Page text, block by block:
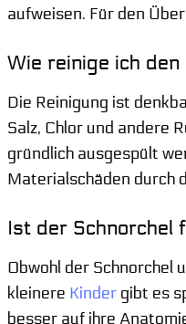
aufweisen. Für den
Wie reinige ich
Die Reinigung ist
Salz, Chlor und andere
gründlich ausgespült
Materialschäden durch
Ist der Schnorchel
Obwohl der Schnorchel
kleinere Kinder gibt es
besser auf ihre